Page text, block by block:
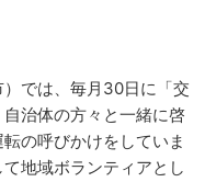
では、毎月30日に「交
治体の方々と一緒に啓
の呼びかけをしていま
地域ボランティアとし